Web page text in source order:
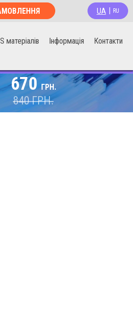
UA RU
матеріалів Інформація Контакти
670ГРН.
840ГРН.